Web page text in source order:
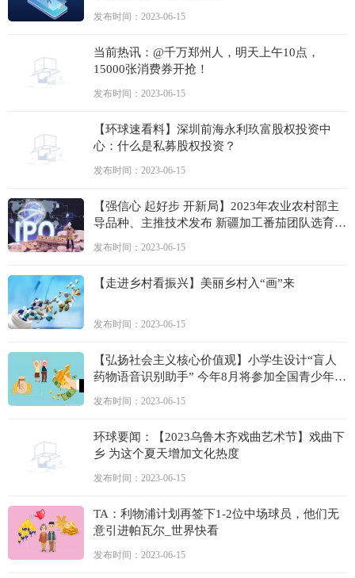
发布时间：2023-06-15
当前热讯：@千万郑州人，明天上午10点，
15000张消费券开抢！
发布时间：2023-06-15
【环球速看料】深圳前海永利玖富股权投资中
心：什么是私募股权投资？
发布时间：2023-06-15
【强信心 起好步 开新局】2023年农业农村部主
导品种、主推技术发布 新疆加工番茄团队选育
发布时间：2023-06-15
【走进乡村看振兴】美丽乡村入“画”来
发布时间：2023-06-15
【弘扬社会主义核心价值观】小学生设计“盲人
药物语音识别助手” 今年8月将参加全国青少年科
发布时间：2023-06-15
环球要闻：【2023乌鲁木齐戏曲艺术节】戏曲下
乡 为这个夏天增加文化热度
发布时间：2023-06-15
TA：利物浦计划再签下1-2位中场球员，他们无
意引进帕瓦尔_世界快看
发布时间：2023-06-15